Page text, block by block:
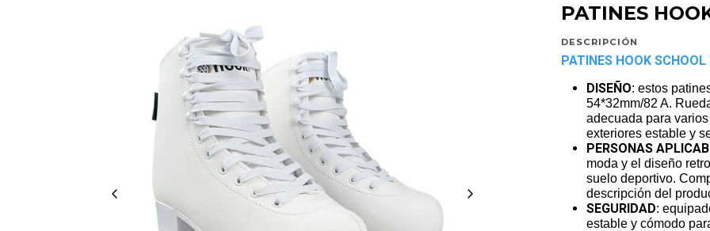
PATINES
DESCRIPCIÓN
PATINES HOOK
DISEÑO: estos
54*32mm/82 A.
adecuada para
exteriores estable y
PERSONAS
moda y el diseño
suelo deportivo.
descripción del
SEGURIDAD:
estable y cómodo